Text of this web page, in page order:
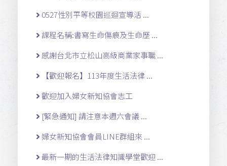
0527性別平等校園巡迴宣導活 ...
課程名稱:書寫生命傷痕及生命歷 ...
感謝台北市立松山高級商業家事職 ...
【歡迎報名】113年度生活法律 ...
歡迎加入婦女新知協會志工
[緊急通知] 請注意本週六會議 ...
婦女新知協會會員LINE群組來 ...
最新一期的生活法律知識學堂歡迎 ...